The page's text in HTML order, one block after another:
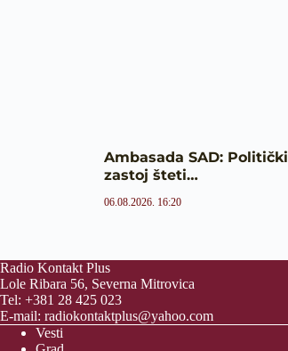
Ambasada SAD: Politički
zastoj šteti…
06.08.2026. 16:20
Radio Kontakt Plus
Lole Ribara 56, Severna Mitrovica
Tel: +381 28 425 023
E-mail: radiokontaktplus@yahoo.com
Vesti